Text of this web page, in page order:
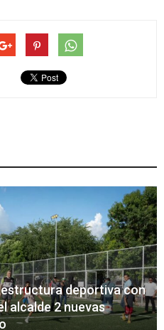
deportiva con
alcalde 2 nuevas